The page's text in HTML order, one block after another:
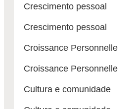
Crescimento pessoal
Crescimento pessoal
Croissance Personnelle
Croissance Personnelle
Cultura e comunidade